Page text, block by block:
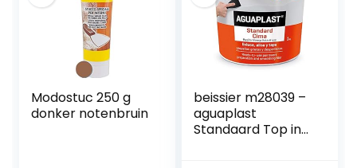
Modostuc 250 g
donker notenbruin
beissier m28039 –
aguaplast
Standaard Top in